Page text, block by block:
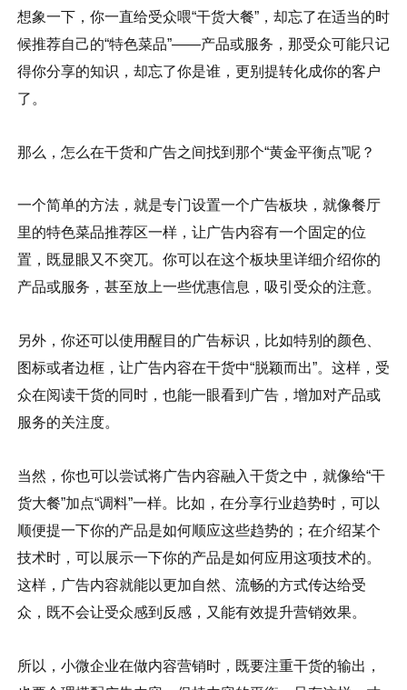
想象一下，你一直给受众喂“干货大餐”，却忘了在适当的时
候推荐自己的“特色菜品”——产品或服务，那受众可能只记
得你分享的知识，却忘了你是谁，更别提转化成你的客户
了。
那么，怎么在干货和广告之间找到那个“黄金平衡点”呢？
一个简单的方法，就是专门设置一个广告板块，就像餐厅
里的特色菜品推荐区一样，让广告内容有一个固定的位
置，既显眼又不突兀。你可以在这个板块里详细介绍你的
产品或服务，甚至放上一些优惠信息，吸引受众的注意。
另外，你还可以使用醒目的广告标识，比如特别的颜色、
图标或者边框，让广告内容在干货中“脱颖而出”。这样，受
众在阅读干货的同时，也能一眼看到广告，增加对产品或
服务的关注度。
当然，你也可以尝试将广告内容融入干货之中，就像给“干
货大餐”加点“调料”一样。比如，在分享行业趋势时，可以
顺便提一下你的产品是如何顺应这些趋势的；在介绍某个
技术时，可以展示一下你的产品是如何应用这项技术的。
这样，广告内容就能以更加自然、流畅的方式传达给受
众，既不会让受众感到反感，又能有效提升营销效果。
所以，小微企业在做内容营销时，既要注重干货的输出，